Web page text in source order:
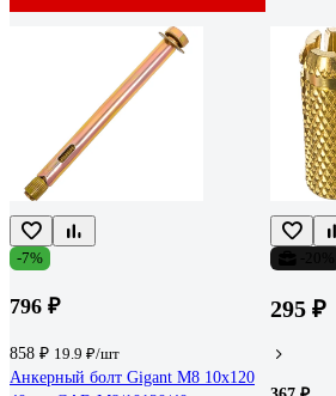
-7%
796 ₽
858 ₽ 19.9 ₽/шт
Анкерный болт Gigant М8 10x120
295 ₽